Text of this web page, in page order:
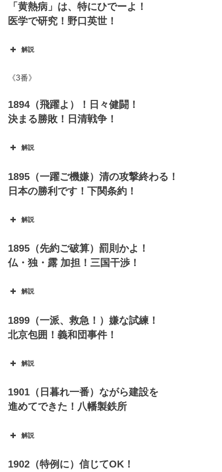
「黄熱病」は、特にひでーよ！
医学で研究！野口英世！
解説
野口英世
《3番》
1894（飛躍よ）！日々健闘！
決まる勝敗！日清戦争！
解説
1895（一躍ご機嫌）清の攻撃終わる！
日本の勝利です！下関条約！
解説
1895（先約ご破算）罰則かよ！
仏・独・露 加担！三国干渉！
解説
1899（一派、救急！）嫌な試練！
北京包囲！義和団事件！
解説
1901（日暮れ一番）ながら建設を
進めてできた！八幡製鉄所
解説
1902（特例に）信じてOK！